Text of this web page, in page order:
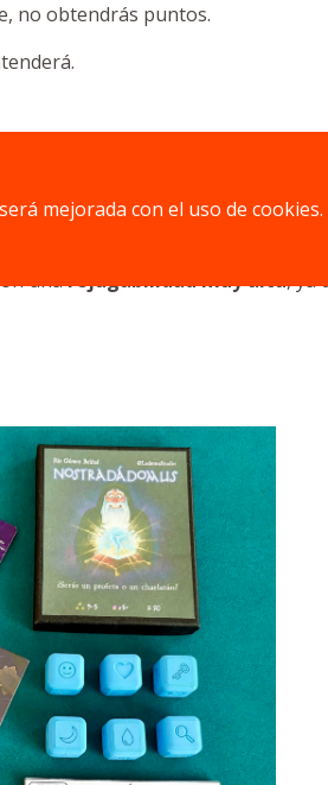
no obtendrás puntos.
,
unarejugabilidad muy alta, ya
mejorada con el uso de